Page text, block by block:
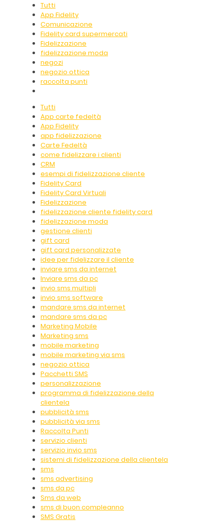
Tutti
App Fidelity
Comunicazione
Fidelity card supermercati
Fidelizzazione
fidelizzazione moda
negozi
negozio ottica
raccolta punti
Tutti
App carte fedeltà
App Fidelity
app fidelizzazione
Carte Fedeltà
come fidelizzare i clienti
CRM
esempi di fidelizzazione cliente
Fidelity Card
Fidelity Card Virtuali
Fidelizzazione
fidelizzazione cliente fidelity card
fidelizzazione moda
gestione clienti
gift card
gift card personalizzate
idee per fidelizzare il cliente
inviare sms da internet
Inviare sms da pc
invio sms multipli
invio sms software
mandare sms da internet
mandare sms da pc
Marketing Mobile
Marketing sms
mobile marketing
mobile marketing via sms
negozio ottica
Pacchetti SMS
personalizzazione
programma di fidelizzazione della
clientela
pubblicità sms
pubblicità via sms
Raccolta Punti
servizio clienti
servizio invio sms
sistemi di fidelizzazione della clientela
sms
sms advertising
sms da pc
Sms da web
sms di buon compleanno
SMS Gratis